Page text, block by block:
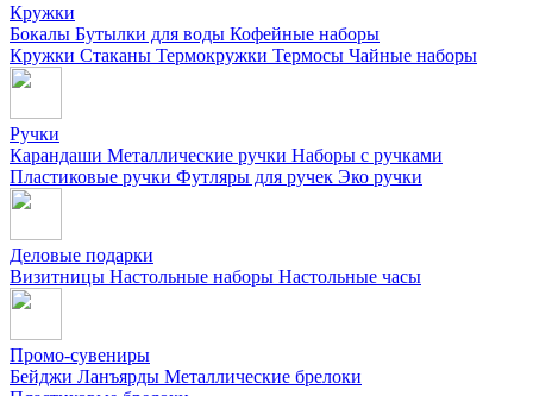
Кружки
Бокалы Бутылки для воды Кофейные наборы
Кружки Стаканы Термокружки Термосы Чайные наборы
Ручки
Карандаши Металлические ручки Наборы с ручками
Пластиковые ручки Футляры для ручек Эко ручки
Деловые подарки
Визитницы Настольные наборы Настольные часы
Промо-сувениры
Бейджи Ланъярды Металлические брелоки